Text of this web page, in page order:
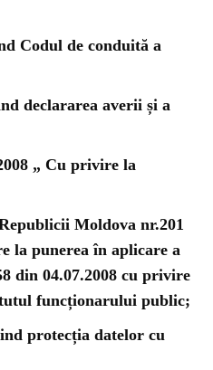
Codul de conduită a
declararea averii și a
„ Cu privire la
Moldova nr.201
la punerea în aplicare a
din 04.07.2008 cu privire
funcționarului public;
protecția datelor cu